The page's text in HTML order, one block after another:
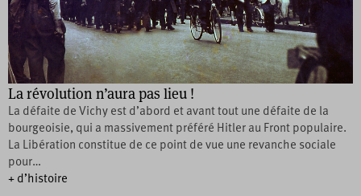
La révolution n’aura pas lieu !
La défaite de Vichy est d’abord et avant tout une défaite de la
bourgeoisie, qui a massivement préféré Hitler au Front populaire.
La Libération constitue de ce point de vue une revanche sociale
pour…
+ d’histoire